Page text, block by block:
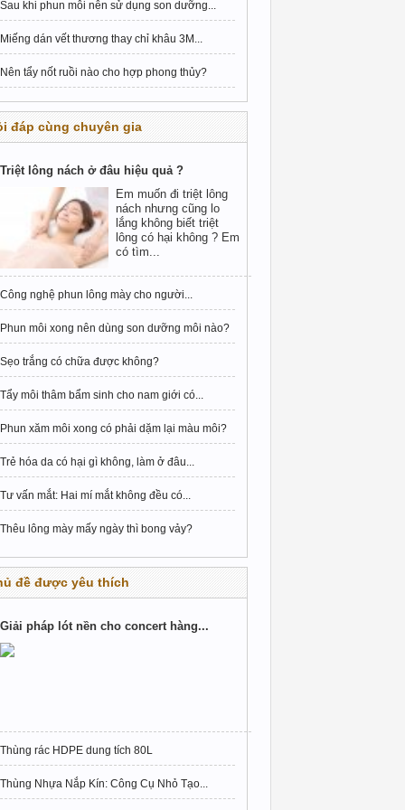
Sau khi phun môi nên sử dụng son dưỡng...
Miếng dán vết thương thay chỉ khâu 3M...
Nên tẩy nốt ruồi nào cho hợp phong thủy?
đáp cùng chuyên gia
Triệt lông nách ở đâu hiệu quả ?
Em muốn đi triệt lông
nách nhưng cũng lo
lắng không biết triệt
lông có hại không ? Em
có tìm...
Công nghệ phun lông mày cho người...
Phun môi xong nên dùng son dưỡng môi nào?
Sẹo trắng có chữa được không?
Tẩy môi thâm bẩm sinh cho nam giới có...
Phun xăm môi xong có phải dặm lại màu môi?
Trẻ hóa da có hại gì không, làm ở đâu...
Tư vấn mắt: Hai mí mắt không đều có...
Thêu lông mày mấy ngày thì bong vảy?
đề được yêu thích
Giải pháp lót nền cho concert hàng...
Thùng rác HDPE dung tích 80L
Thùng Nhựa Nắp Kín: Công Cụ Nhỏ Tạo...